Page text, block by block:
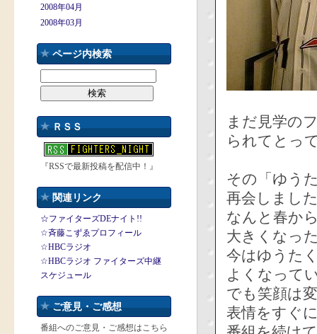
2008年04月
2008年03月
ページ内検索
ＲＳＳ
『RSSで最新投稿を配信中！』
関連リンク
☆ファイターズDEナイト!!
☆斉藤こずゑプロフィール
☆HBCラジオ
☆HBCラジオ ファイターズ中継
スケジュール
ご意見・ご感想
番組へのご意見・ご感想はこちら
まだ見学の
られてとっ
その「ゆう
再会しまし
なんと春か
大きくなっ
今はゆうた
よくなって
でも笑顔は
表情をすぐ